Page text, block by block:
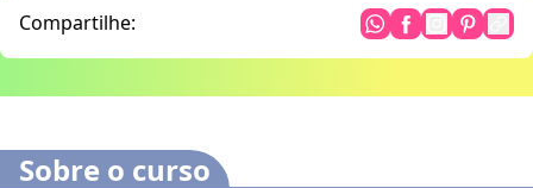
Compartilhe:
Sobre o curso